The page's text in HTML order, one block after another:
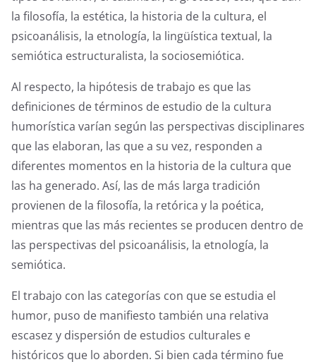
la filosofía, la estética, la historia de la cultura, el
psicoanálisis, la etnología, la lingüística textual, la
semiótica estructuralista, la sociosemiótica.
Al respecto, la hipótesis de trabajo es que las
definiciones de términos de estudio de la cultura
humorística varían según las perspectivas disciplinares
que las elaboran, las que a su vez, responden a
diferentes momentos en la historia de la cultura que
las ha generado. Así, las de más larga tradición
provienen de la filosofía, la retórica y la poética,
mientras que las más recientes se producen dentro de
las perspectivas del psicoanálisis, la etnología, la
semiótica.
El trabajo con las categorías con que se estudia el
humor, puso de manifiesto también una relativa
escasez y dispersión de estudios culturales e
históricos que lo aborden. Si bien cada término fue